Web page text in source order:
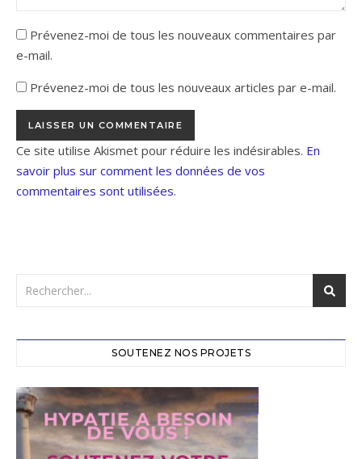
Prévenez-moi de tous les nouveaux commentaires par
e-mail.
Prévenez-moi de tous les nouveaux articles par e-mail.
Ce site utilise Akismet pour réduire les indésirables. En
savoir plus sur comment les données de vos
commentaires sont utilisées.
SOUTENEZ NOS PROJETS